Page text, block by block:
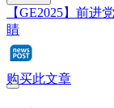
【GE2025】前进
睛
购买此文章